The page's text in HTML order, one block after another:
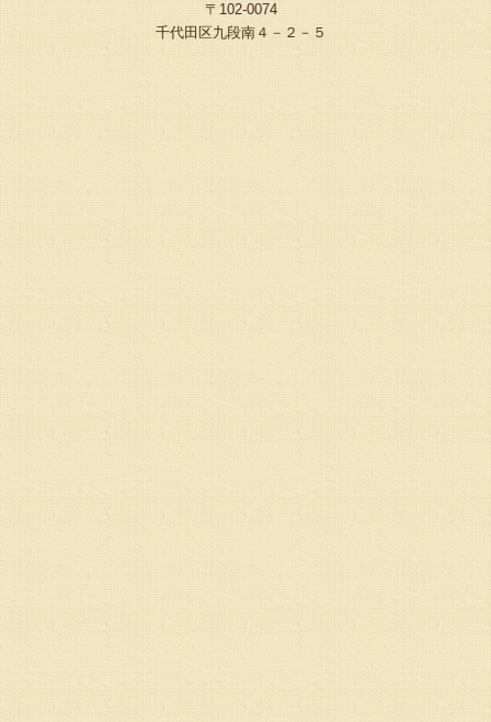
〒102-0074
千代田区九段南４－２－５